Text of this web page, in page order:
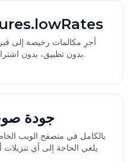
بدون تطبيق، بدون اشتراك. أقل الأسعار إلى قبرص.
جودة
يلغي الحاجة إلى أي تنزيلات